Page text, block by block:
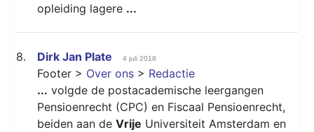
opleiding lagere ...
8. Dirk Jan Plate 4 juli 2018
Footer > Over ons > Redactie
... volgde de postacademische leergangen
Pensioenrecht (CPC) en Fiscaal Pensioenrecht,
beiden aan de Vrije Universiteit Amsterdam en